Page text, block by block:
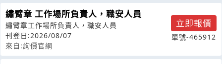
繡臂章 工作場所負責人，職安人員
繡臂章工作場所負責人，職安人員
刊登日:2026/08/07
來自:詢價官網
立即報價
單號-465912